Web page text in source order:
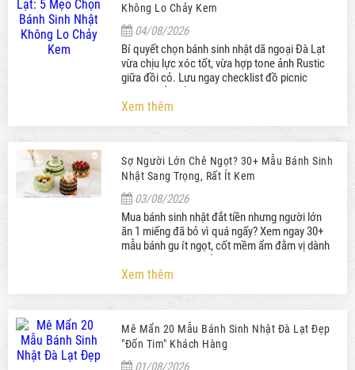
Không Lo Chảy Kem
04/08/2026
Bí quyết chọn bánh sinh nhật dã ngoại Đà Lạt
vừa chịu lực xóc tốt, vừa hợp tone ảnh Rustic
giữa đồi cỏ. Lưu ngay checklist đồ picnic
không thể thiếu!
Xem thêm
Sợ Người Lớn Chê Ngọt? 30+ Mẫu Bánh Sinh
Nhật Sang Trọng, Rất Ít Kem
03/08/2026
Mua bánh sinh nhật đắt tiền nhưng người lớn
ăn 1 miếng đã bỏ vì quá ngấy? Xem ngay 30+
mẫu bánh gu ít ngọt, cốt mềm ẩm đằm vị dành
riêng cho người trưởng thành!
Xem thêm
Mê Mẩn 20 Mẫu Bánh Sinh Nhật Đà Lạt Đẹp
"Đốn Tim" Khách Hàng
01/08/2026